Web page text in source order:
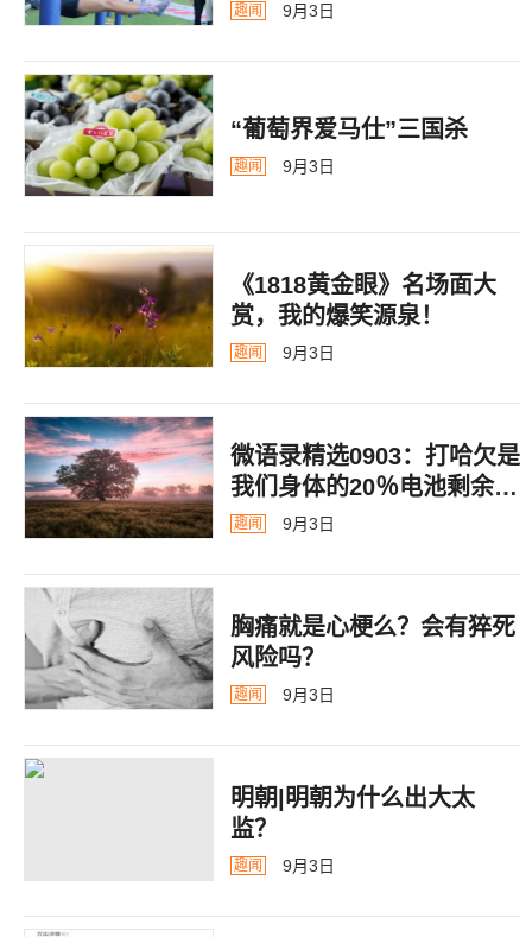
趣闻 9月3日
“葡萄界爱马仕”三国杀
趣闻 9月3日
《1818黄金眼》名场面大
赏，我的爆笑源泉！
趣闻 9月3日
微语录精选0903：打哈欠是
我们身体的20％电池剩余警
告
趣闻 9月3日
胸痛就是心梗么？会有猝死
风险吗？
趣闻 9月3日
明朝|明朝为什么出大太
监？ ​​​
趣闻 9月3日